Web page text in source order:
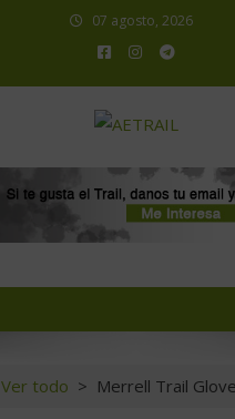
07 agosto, 2026
Ver todo > Merrell Trail